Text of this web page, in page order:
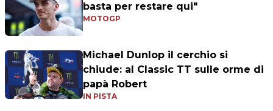
basta per restare qui"
MOTOGP
Michael Dunlop il cerchio si
chiude: al Classic TT sulle orme di
papà Robert
IN PISTA